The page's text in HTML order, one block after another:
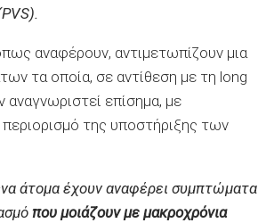
αναφέρουν, αντιμετωπίζουν μια
τα οποία, σε αντίθεση με τη long
αναγνωριστεί επίσημα, με
της υποστήριξης των
άτομα έχουν αναφέρει συμπτώματα
που μοιάζουν με μακροχρόνια